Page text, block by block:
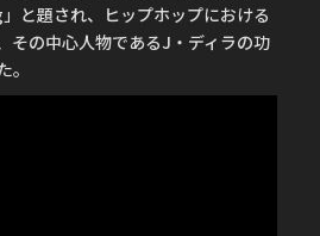
と題され、ヒップホップにおける
その中心人物であるJ・ディラの功